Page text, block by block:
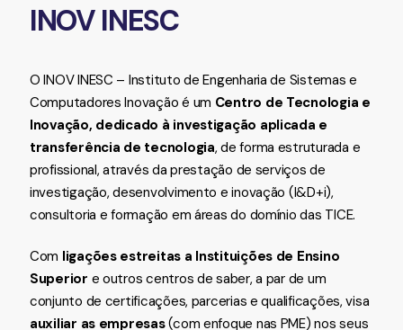
INOV INESC
O INOV INESC – Instituto de Engenharia de Sistemas e
Computadores Inovação é um Centro de Tecnologia e
Inovação, dedicado à investigação aplicada e
transferência de tecnologia, de forma estruturada e
profissional, através da prestação de serviços de
investigação, desenvolvimento e inovação (I&D+i),
consultoria e formação em áreas do domínio das TICE.
Com ligações estreitas a Instituições de Ensino
Superior e outros centros de saber, a par de um
conjunto de certificações, parcerias e qualificações, visa
auxiliar as empresas(com enfoque nas PME) nos seus